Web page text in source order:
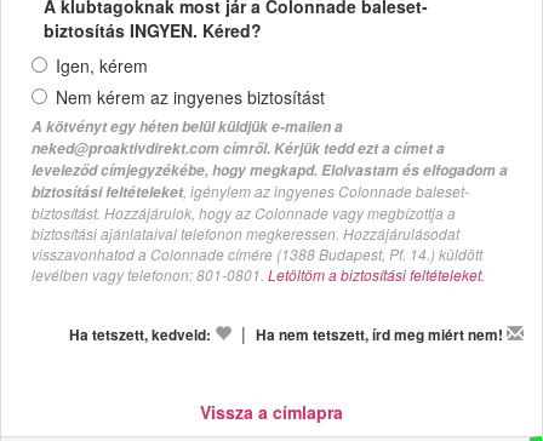
A klubtagoknak most jár a Colonnade baleset-
biztosítás INGYEN. Kéred?
Igen, kérem
Nem kérem az ingyenes biztosítást
A kötvényt egy héten belül küldjük e-mailen a
neked@proaktivdirekt.com címről. Kérjük tedd ezt a címet a
leveleződ címjegyzékébe, hogy megkapd. Elolvastam és elfogadom a
biztosítási feltételeket, igénylem az ingyenes Colonnade baleset-
biztosítást. Hozzájárulok, hogy az Colonnade vagy megbízottja a
biztosítási ajánlataival telefonon megkeressen. Hozzájárulásodat
visszavonhatod a Colonnade címére (1388 Budapest, Pf. 14.) küldött
levélben vagy telefonon: 801-0801. Letöltöm a biztosítási feltételeket.
Ha tetszett, kedveld: | Ha nem tetszett, írd meg miért nem!
Vissza a címlapra